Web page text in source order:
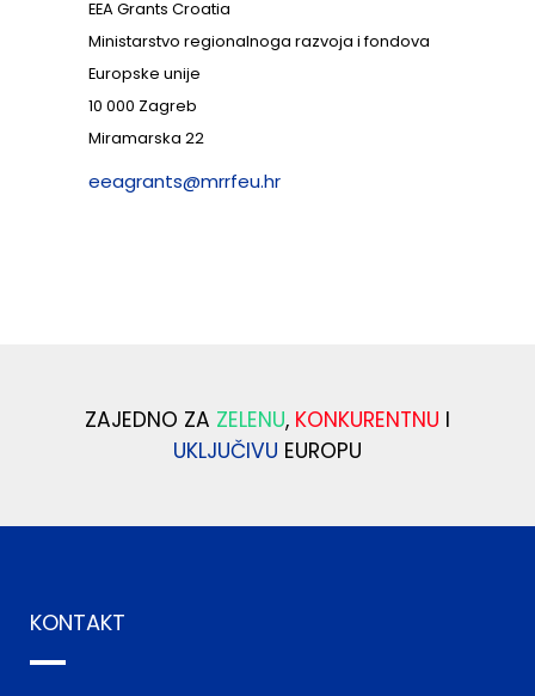
EEA Grants Croatia
Ministarstvo regionalnoga razvoja i fondova
Europske unije
10 000 Zagreb
Miramarska 22
eeagrants@mrrfeu.hr
ZAJEDNO ZA ZELENU, KONKURENTNU I
UKLJUČIVU EUROPU
KONTAKT